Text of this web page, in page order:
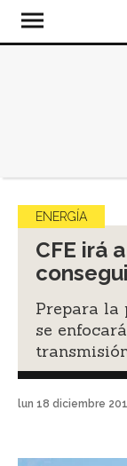
ENERGÍA
CFE irá
Prepara la
se
lun 18 diciembre